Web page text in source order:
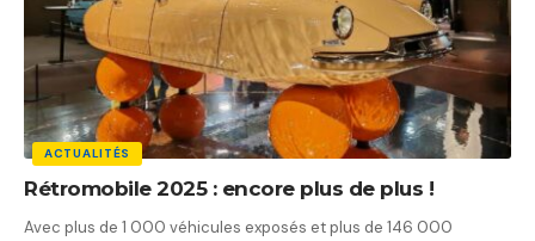
ACTUALITÉS
Rétromobile 2025 : encore plus de plus !
Avec plus de 1 000 véhicules exposés et plus de 146 000